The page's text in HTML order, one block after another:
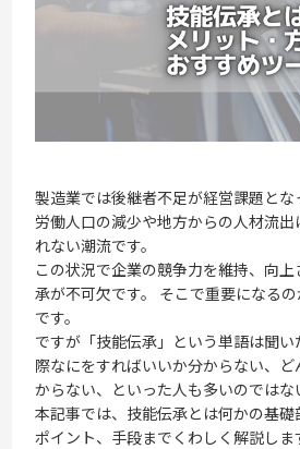
製造業では後継者不足が経営課題とな
労働人口の減少や地方からの人材流
れない潮流です。
この状況で企業の競争力を維持、向
承が不可欠です。 そこで重要になる
です。
ですが「技能伝承」という単語は聞
際なにをすればいいか分からない、
からない、といった人も多いのではな
本記事では、技能伝承とは何かの基
ポイント、手段までくわしく解説しま